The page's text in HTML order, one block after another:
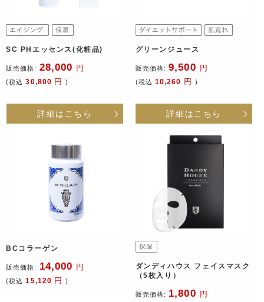
SC PHエッセンス(化粧品)
販売価格: 28,000 円
(税込 30,800 円)
詳細はこちら
グリーンジュース
販売価格: 9,500 円
(税込 10,260 円 )
詳細はこちら
BCコラーゲン
販売価格: 14,000 円
(税込 15,120 円)
ダンディハウス フェイスマスク
（5枚入り）
販売価格: 1,800 円